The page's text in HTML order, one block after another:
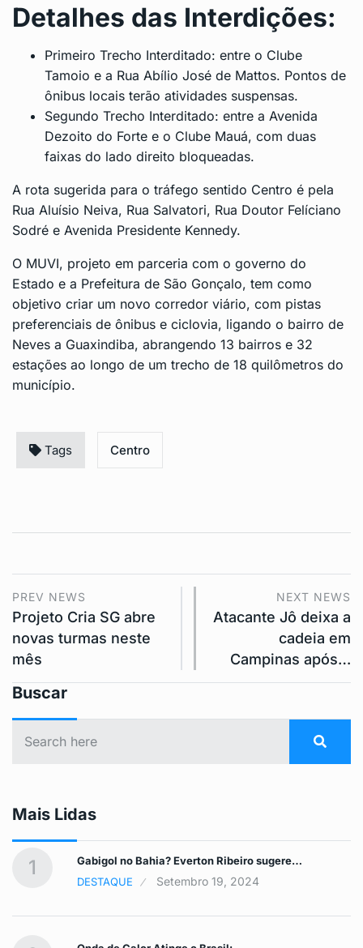
Detalhes das Interdições:
Primeiro Trecho Interditado: entre o Clube
Tamoio e a Rua Abílio José de Mattos. Pontos de
ônibus locais terão atividades suspensas.
Segundo Trecho Interditado: entre a Avenida
Dezoito do Forte e o Clube Mauá, com duas
faixas do lado direito bloqueadas.
A rota sugerida para o tráfego sentido Centro é pela
Rua Aluísio Neiva, Rua Salvatori, Rua Doutor Felíciano
Sodré e Avenida Presidente Kennedy.
O MUVI, projeto em parceria com o governo do
Estado e a Prefeitura de São Gonçalo, tem como
objetivo criar um novo corredor viário, com pistas
preferenciais de ônibus e ciclovia, ligando o bairro de
Neves a Guaxindiba, abrangendo 13 bairros e 32
estações ao longo de um trecho de 18 quilômetros do
município.
Tags Centro
PREV NEWS
Projeto Cria SG abre
novas turmas neste
mês
NEXT NEWS
Atacante Jô deixa a
cadeia em
Campinas após…
Buscar
Mais Lidas
1
Gabigol no Bahia? Everton Ribeiro sugere…
DESTAQUE
Setembro 19, 2024